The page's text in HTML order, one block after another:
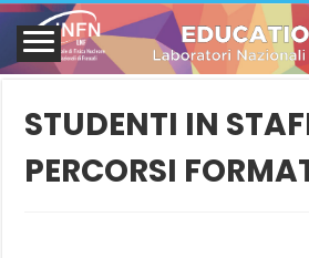
STUDENTI IN
PERCORSI